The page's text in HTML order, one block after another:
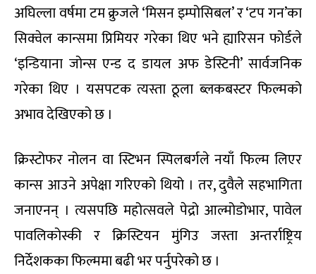
अघिल्ला वर्षमा टम क्रुजले ‘मिसन इम्पोसिबल’ र ‘टप गन’का
सिक्वेल कान्समा प्रिमियर गरेका थिए भने ह्यारिसन फोर्डले
‘इन्डियाना जोन्स एन्ड द डायल अफ डेस्टिनी’ सार्वजनिक
गरेका थिए । यसपटक त्यस्ता ठूला ब्लकबस्टर फिल्मको
अभाव देखिएको छ ।
क्रिस्टोफर नोलन वा स्टिभन स्पिलबर्गले नयाँ फिल्म लिएर
कान्स आउने अपेक्षा गरिएको थियो । तर, दुवैले सहभागिता
जनाएनन् । त्यसपछि महोत्सवले पेद्रो आल्मोडोभार, पावेल
पावलिकोस्की र क्रिस्टियन मुंगिउ जस्ता अन्तर्राष्ट्रिय
निर्देशकका फिल्ममा बढी भर पर्नुपरेको छ ।